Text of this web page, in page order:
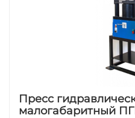
Пресс
малогабаритный